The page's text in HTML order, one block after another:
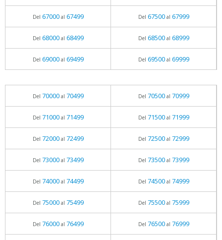
Del 67000al 67499 Del 67500al 67999
Del 68000al 68499 Del 68500al 68999
Del 69000al 69499 Del 69500al 69999
Del 70000al 70499 Del 70500al 70999
Del 71000al 71499 Del 71500al 71999
Del 72000al 72499 Del 72500al 72999
Del 73000al 73499 Del 73500al 73999
Del 74000al 74499 Del 74500al 74999
Del 75000al 75499 Del 75500al 75999
Del 76000al 76499 Del 76500al 76999